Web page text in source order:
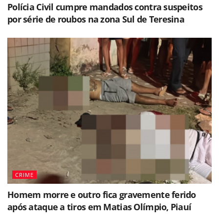
Polícia Civil cumpre mandados contra suspeitos
por série de roubos na zona Sul de Teresina
CRIME
Homem morre e outro fica gravemente ferido
após ataque a tiros em Matias Olímpio, Piauí